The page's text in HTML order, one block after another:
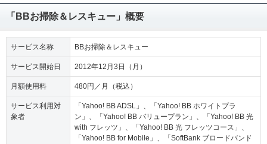
「BBお掃除＆レスキュー」概要
サービス名称 BBお掃除＆レスキュー
サービス開始日 2012年12月3日（月）
月額使用料 480円／月（税込）
サービス利用対
象者
「Yahoo! BB ADSL」、「Yahoo! BB ホワイトプラ
ン」、「Yahoo! BB バリュープラン」、「Yahoo! BB 光
with フレッツ」、「Yahoo! BB 光 フレッツコース」、
「Yahoo! BB for Mobile」、「SoftBank ブロードバンド